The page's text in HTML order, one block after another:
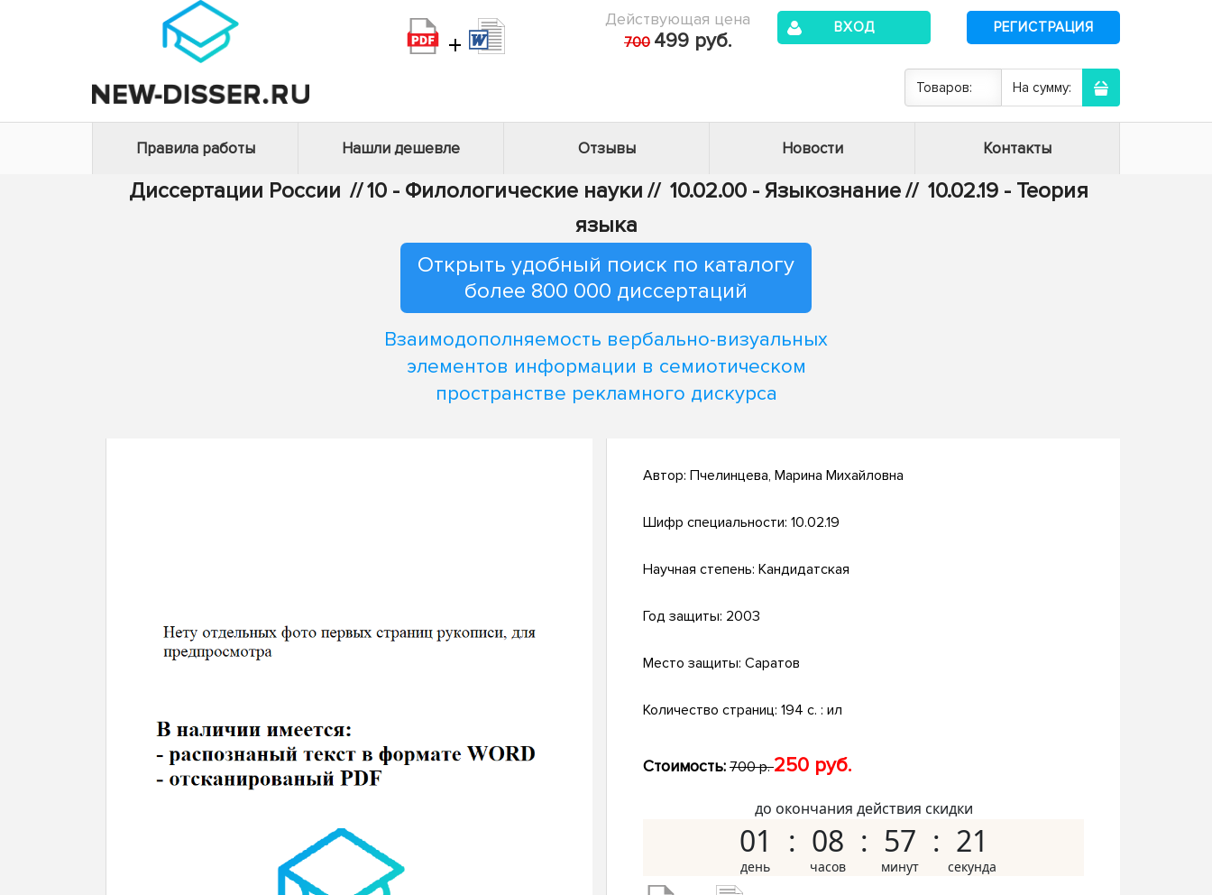
+
Действующая цена
700 499 руб.
ВХОД РЕГИСТРАЦИЯ
Товаров: На сумму:
Правила работы Нашли дешевле Отзывы Новости Контакты
Диссертации России //10 - Филологические науки // 10.02.00 - Языкознание// 10.02.19 - Теория
языка
Открыть удобный поиск по каталогу
более 800 000 диссертаций
Взаимодополняемость вербально-визуальных
элементов информации в семиотическом
пространстве рекламного дискурса
Автор: Пчелинцева, Марина Михайловна
Шифр специальности: 10.02.19
Научная степень: Кандидатская
Год защиты: 2003
Место защиты: Саратов
Количество страниц: 194 с. : ил
Стоимость: 700 р.250 руб.
до окончания действия скидки
01 08 57 20